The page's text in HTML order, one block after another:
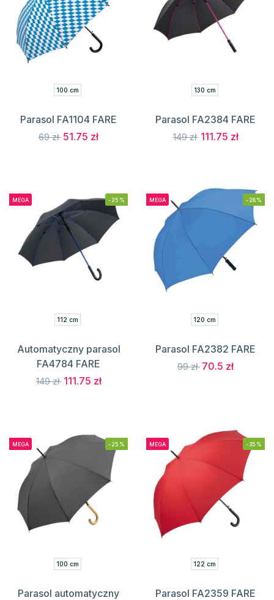
100 cm
Parasol FA1104 FARE
69 zł 51.75 zł
130 cm
Parasol FA2384 FARE
149 zł 111.75 zł
MEGA -25%
112 cm
Automatyczny parasol
FA4784 FARE
149 zł 111.75 zł
MEGA -28%
120 cm
Parasol FA2382 FARE
99 zł 70.5 zł
MEGA -25%
100 cm
Parasol automatyczny
MEGA -35%
122 cm
Parasol FA2359 FARE